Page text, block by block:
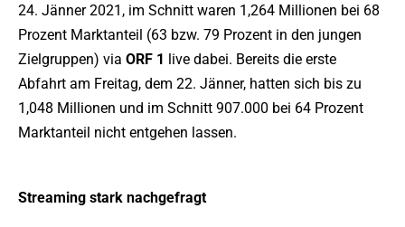
24. Jänner 2021, im Schnitt waren 1,264 Millionen bei 68
Prozent Marktanteil (63 bzw. 79 Prozent in den jungen
Zielgruppen) via ORF 1 live dabei. Bereits die erste
Abfahrt am Freitag, dem 22. Jänner, hatten sich bis zu
1,048 Millionen und im Schnitt 907.000 bei 64 Prozent
Marktanteil nicht entgehen lassen.
Streaming stark nachgefragt